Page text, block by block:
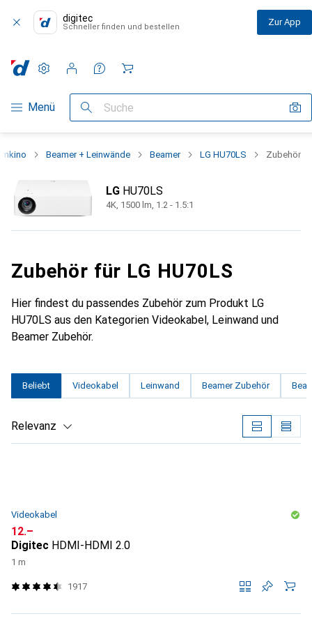
digitec
Schneller finden und bestellen Zur App
Navigation nach Kategorien
Menü Suche
Einstellungen
Kundenkonto
Vergleichslisten
Merklisten
Warenkorb
Beamer + Leinwände Beamer LG HU70LS Zubehör
LG HU70LS
4K, 1500 lm, 1.2 - 1.5:1
Zubehör für LG HU70LS
Hier findest du passendes Zubehör zum Produkt LG
HU70LS aus den Kategorien Videokabel, Leinwand und
Beamer Zubehör.
Beliebt Videokabel Leinwand Beamer Zubehör
Relevanz
Videokabel
CHF
12.–
Digitec HDMI-HDMI 2.0
1 m
1917